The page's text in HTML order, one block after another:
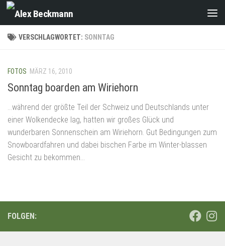
Zum Inhalt springen
VERSCHLAGWORTET: SONNTAG
FOTOS MÄRZ 16, 2010
Sonntag boarden am Wiriehorn
…während der größte Teil der Schweiz und Deutschlands unter
einer Wolkendecke lag, hatten wir großes Glück und
wunderbaren Sonnenschein am Wiriehorn. Gut Bedingungen zum
Snowboardfahren und dabei bischen Farbe im Winter-blassen
Gesicht zu bekommen…
FOLGEN: